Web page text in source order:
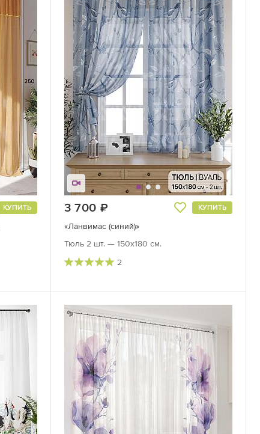
КУПИТЬ 3 700 КУПИТЬ
«Ланвимас (синий)»
Тюль 2 шт. — 150х180 см.
2